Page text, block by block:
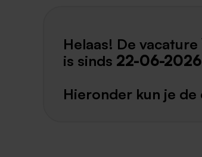
Helaas! De vacature
is sinds 22-06-2026
Hieronder kun je